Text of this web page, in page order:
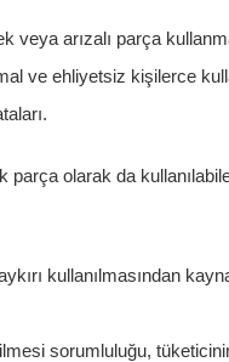
veya arızalı parça
ve ehliyetsiz kişilerce
parça olarak da
kullanılmasından
sorumluluğu, tüketicinin